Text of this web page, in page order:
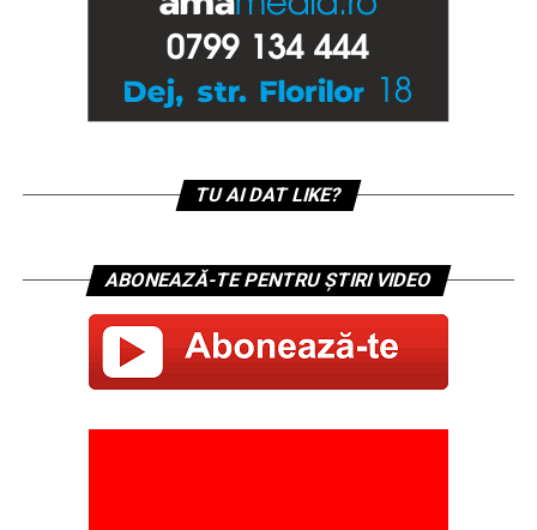
TU AI DAT LIKE?
ABONEAZĂ-TE PENTRU ȘTIRI VIDEO